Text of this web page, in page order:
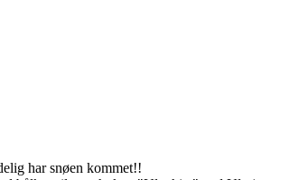
har snøen kommet!!